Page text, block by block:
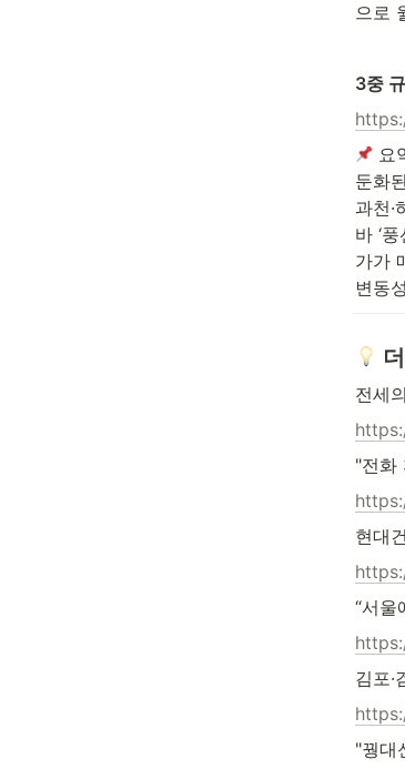
으로
3중
요
둔화
과천
바 ‘
가가
변동
전세
"전화
현대
“서울
김포
"꿩대